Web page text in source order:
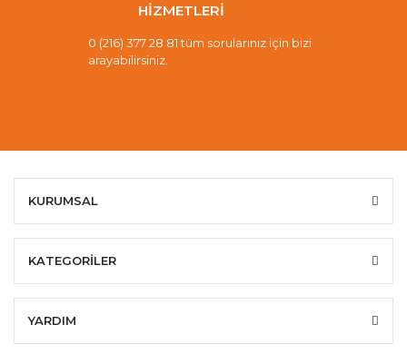
HİZMETLERİ
0 (216) 377 28 81 tüm sorularınız için bizi
arayabilirsiniz.
KURUMSAL
KATEGORİLER
YARDIM